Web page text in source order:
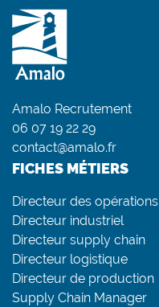
Amalo Recrutement
06 07 19 22 29
contact@amalo.fr
FICHES MÉTIERS
Directeur des opérations
Directeur industriel
Directeur supply chain
Directeur logistique
Directeur de production
Supply Chain Manager